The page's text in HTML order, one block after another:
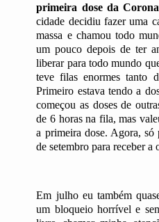
primeira dose da
cidade decidiu fazer uma
massa e chamou todo
um pouco depois de ter
liberar para todo mundo
teve filas enormes tanto
Primeiro estava tendo a
começou as doses de
de 6 horas na fila, mas
a primeira dose. Agora, só
de setembro para receber a
Em julho eu também
um bloqueio horrível e